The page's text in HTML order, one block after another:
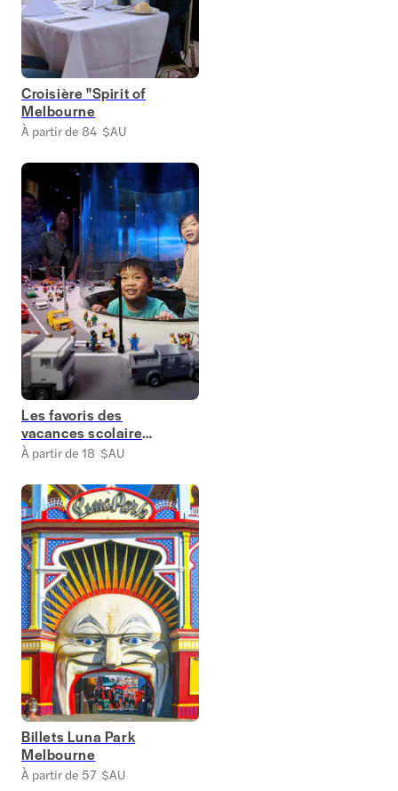
Croisière "Spirit of
Melbourne
À partir de 84 $AU
Les favoris des
vacances scolaires
à Melbourne
À partir de 18 $AU
Billets Luna Park
Melbourne
À partir de 57 $AU